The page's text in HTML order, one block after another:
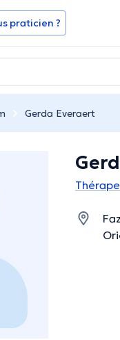
praticien ?
Gerda Everaert